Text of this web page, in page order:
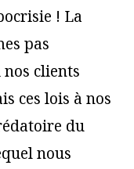
! La
pas
clients
ces lois à nos
du
nous